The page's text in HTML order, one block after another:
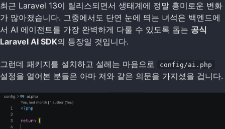
최근 Laravel 13이 릴리스되면서 생태계에 정말 흥미로운 변화
가 많아졌습니다. 그중에서도 단연 눈에 띄는 녀석은 백엔드에
서 AI 에이전트를 가장 완벽하게 다룰 수 있도록 돕는 공식
Laravel AI SDK의 등장일 것입니다.
그런데 패키지를 설치하고 설레는 마음으로 config/ai.php
설정을 열어본 분들은 아마 저와 같은 의문을 가지셨을 겁니다.